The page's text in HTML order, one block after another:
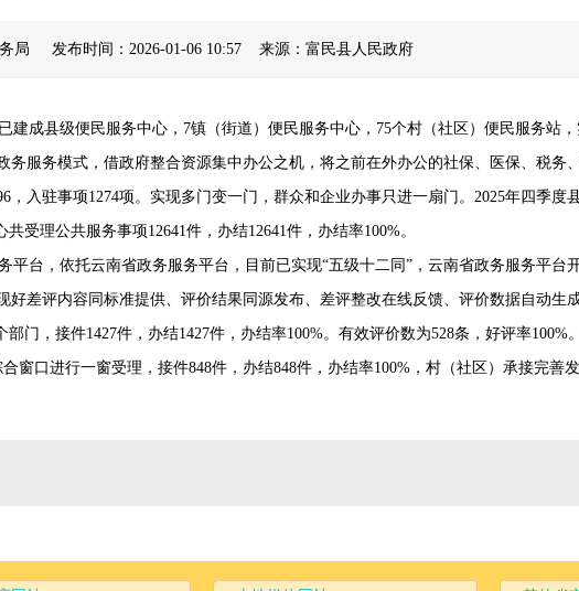
局 发布时间：2026-01-06 10:57 来源：富民县人民政府
成县级便民服务中心，7镇（街道）便民服务中心，75个村（社区）便民服务站
服务模式，借政府整合资源集中办公之机，将之前在外办公的社保、医保、税务
入驻事项1274项。实现多门变一门，群众和企业办事只进一扇门。2025年四季度
受理公共服务事项12641件，办结12641件，办结率100%。
平台，依托云南省政务服务平台，目前已实现“五级十二同”，云南省政务服务平台
差评内容同标准提供、评价结果同源发布、差评整改在线反馈、评价数据自动生
门，接件1427件，办结1427件，办结率100%。有效评价数为528条，好评率100%。
口进行一窗受理，接件848件，办结848件，办结率100%，村（社区）承接完善发